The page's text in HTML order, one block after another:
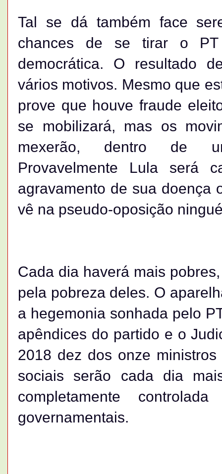
Tal se dá também face
chances de se tirar o
democrática. O resultado
vários motivos. Mesmo que
prove que houve fraude
se mobilizará, mas os
mexerão, dentro de
Provavelmente Lula será
agravamento de sua doença
vê na pseudo-oposição
Cada dia haverá mais
pela pobreza deles. O
a hegemonia sonhada pelo
apêndices do partido e o
2018 dez dos onze
sociais serão cada dia
completamente
governamentais.